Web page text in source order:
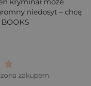
niedosyt – chcę
Twoja ocena:
ocena: Wybitna 9/
Rewelacyjna 8/
Bardzo dobra 7/10"
6/10"
5/10"
4/10"
zakupem